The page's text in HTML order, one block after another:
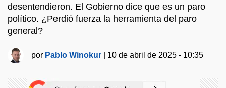
desentendieron. El Gobierno dice que es un paro
político. ¿Perdió fuerza la herramienta del paro
general?
por Pablo Winokur 10 de abril de 2025 - 10:35